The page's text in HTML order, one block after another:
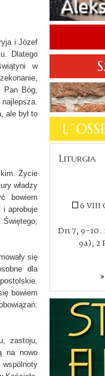
i Józef
Dlatego
w
Pan Bóg,
ale był to
Życie
władzy
bowiem
i aprobuje
Świętego,
się
dla
bowiem
zastoju,
na nowo
Liturgia
6 VIII
Dn 7, 9-10.
9a); 2